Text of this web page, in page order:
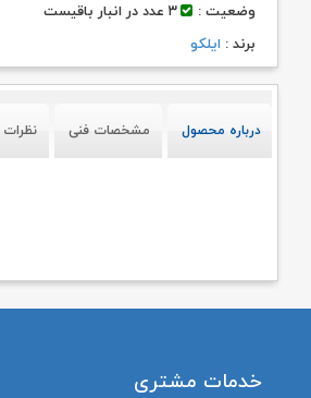
وضعیت :
۳ عدد در انبار باقیست
برند : ایلکو
درباره محصول مشخصات فنی نظرات
خدمات مشتری